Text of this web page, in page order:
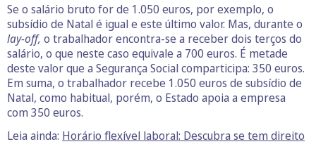
Se o salário bruto for de 1.050 euros, por exemplo, o
subsídio de Natal é igual e este último valor. Mas, durante o
lay-off, o trabalhador encontra-se a receber dois terços do
salário, o que neste caso equivale a 700 euros. É metade
deste valor que a Segurança Social comparticipa: 350 euros.
Em suma, o trabalhador recebe 1.050 euros de subsídio de
Natal, como habitual, porém, o Estado apoia a empresa
com 350 euros.
Leia ainda: Horário flexível laboral: Descubra se tem direito